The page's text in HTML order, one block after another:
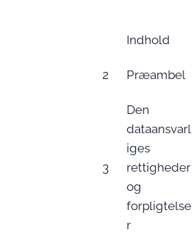
Indhold
2 Præambel
3
Den
dataansvarl
iges
rettigheder
og
forpligtelse
r